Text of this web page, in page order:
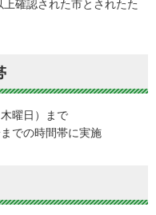
確認された市とされたた
曜日）まで
での時間帯に実施